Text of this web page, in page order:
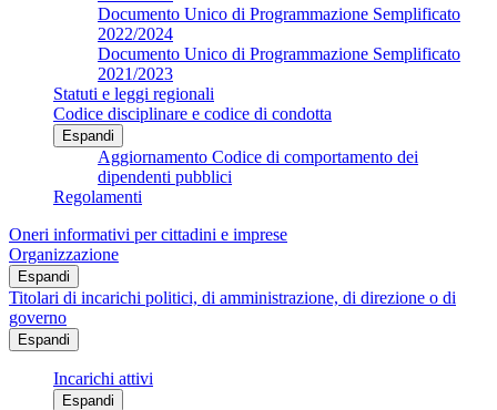
Documento Unico di Programmazione Semplificato
2022/2024
Documento Unico di Programmazione Semplificato
2021/2023
Statuti e leggi regionali
Codice disciplinare e codice di condotta
Espandi
Aggiornamento Codice di comportamento dei
dipendenti pubblici
Regolamenti
Oneri informativi per cittadini e imprese
Organizzazione
Espandi
Titolari di incarichi politici, di amministrazione, di direzione o di
governo
Espandi
Incarichi attivi
Espandi